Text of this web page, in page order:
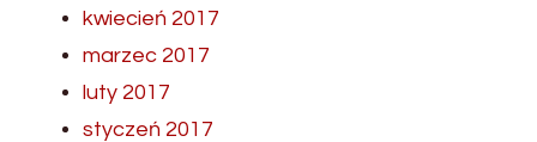
kwiecień 2017
marzec 2017
luty 2017
styczeń 2017